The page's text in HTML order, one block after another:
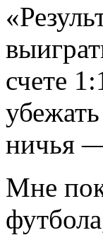
счете
ничья —
Мне